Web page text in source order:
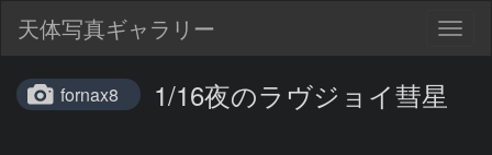
天体写真ギャラリー
fornax8 1/16夜のラヴジョイ彗星